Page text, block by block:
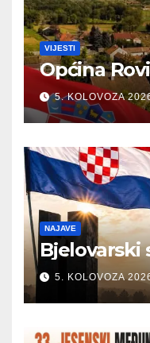
VIJESTI
Općina
5. KOLOVOZA
NAJAVE
Bjelovarski
5. KOLOVOZA